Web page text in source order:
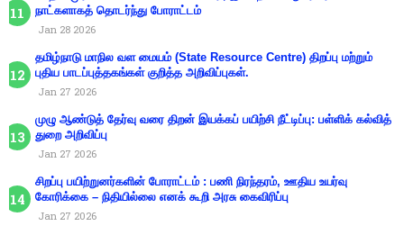
நாட்களாகத் தொடர்ந்து போராட்டம்
Jan 28 2026
தமிழ்நாடு மாநில வள மையம் (State Resource Centre) திறப்பு மற்றும்
புதிய பாடப்புத்தகங்கள் குறித்த அறிவிப்புகள்.
Jan 27 2026
முழு ஆண்டுத் தேர்வு வரை திறன் இயக்கப் பயிற்சி நீட்டிப்பு: பள்ளிக் கல்வித்
துறை அறிவிப்பு
Jan 27 2026
சிறப்பு பயிற்றுனர்களின் போராட்டம் : பணி நிரந்தரம், ஊதிய உயர்வு
கோரிக்கை – நிதியில்லை எனக் கூறி அரசு கைவிரிப்பு
Jan 27 2026